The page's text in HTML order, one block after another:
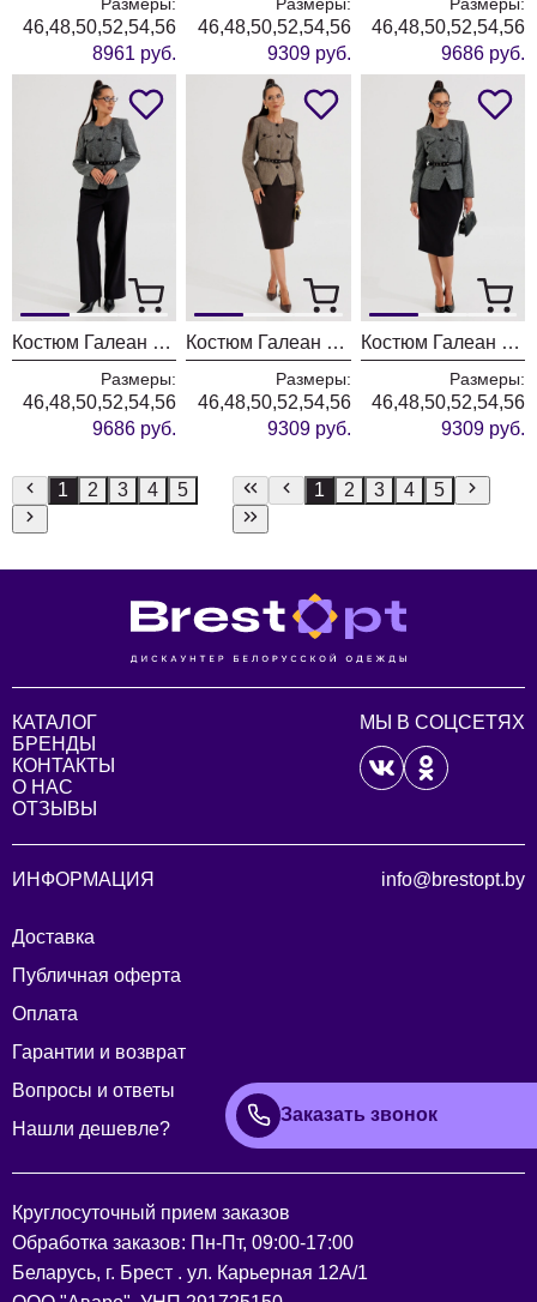
46,48,50,52,54,56
8961 руб.
46,48,50,52,54,56
9309 руб.
46,48,50,52,54,56
9686 руб.
Костюм Галеан Cтиль 1014Б серый с черным
Размеры:
46,48,50,52,54,56
9686 руб.
Костюм Галеан Cтиль 1014А коричневый с черным
Размеры:
46,48,50,52,54,56
9309 руб.
Костюм Галеан Cтиль 1014А серый с черным
Размеры:
46,48,50,52,54,56
9309 руб.
1 2 3 4 5 1 2 3 4 5
КАТАЛОГ
БРЕНДЫ
КОНТАКТЫ
О НАС
ОТЗЫВЫ
МЫ В СОЦСЕТЯХ
ИНФОРМАЦИЯ
Доставка
Публичная оферта
Оплата
Гарантии и возврат
Вопросы и ответы
Нашли дешевле?
info@brestopt.by
Заказать звонок
Круглосуточный прием заказов
Обработка заказов: Пн-Пт, 09:00-17:00
Беларусь, г. Брест . ул. Карьерная 12А/1